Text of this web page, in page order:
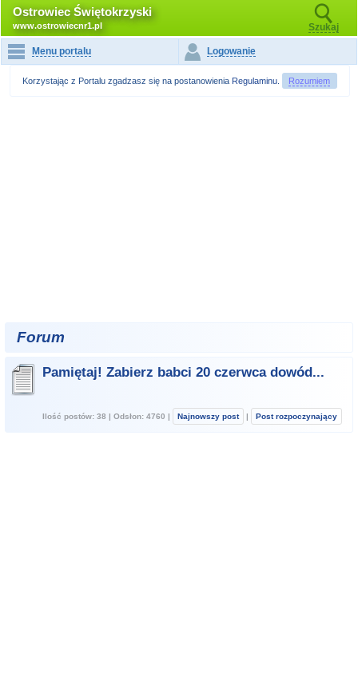
Ostrowiec Świętokrzyski
www.ostrowiecnr1.pl Szukaj
Menu portalu Logowanie
Korzystając z Portalu zgadzasz się na postanowienia Regulaminu Rozumiem
Forum
Pamiętaj! Zabierz babci 20 czerwca dowód...
Ilość postów: 38 | Odsłon: 4760 | Najnowszy post | Post rozpoczynający